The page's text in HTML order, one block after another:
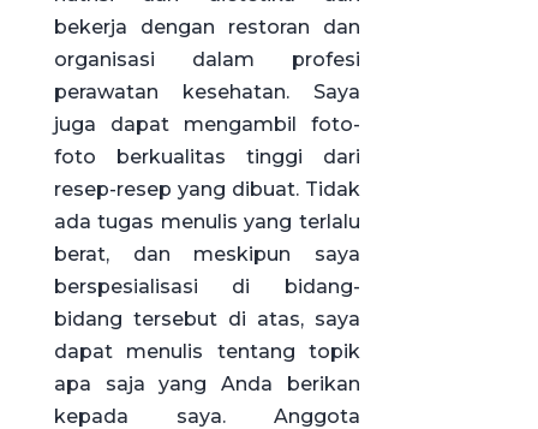
bekerja dengan restoran dan
organisasi dalam profesi
perawatan kesehatan. Saya
juga dapat mengambil foto-
foto berkualitas tinggi dari
resep-resep yang dibuat. Tidak
ada tugas menulis yang terlalu
berat, dan meskipun saya
berspesialisasi di bidang-
bidang tersebut di atas, saya
dapat menulis tentang topik
apa saja yang Anda berikan
kepada saya. Anggota